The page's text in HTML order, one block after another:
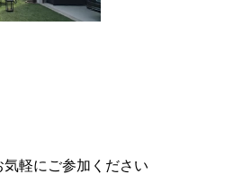
軽にご参加ください